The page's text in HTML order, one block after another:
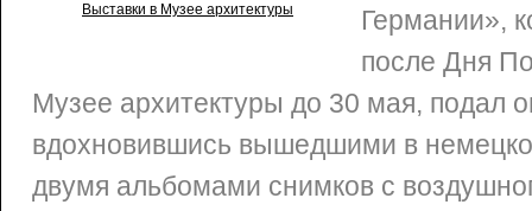
Выставки в Музее архитектуры
Германии»,
после Дня
Музее архитектуры до 30 мая, подал
вдохновившись вышедшими в
двумя альбомами снимков с